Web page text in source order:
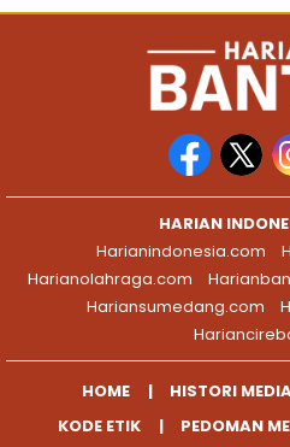
HARIAN
Harianindonesia.com
Harianolahraga.com
Hariansumedang.com
HOME HISTORI
KODE ETIK
PEDOMAN